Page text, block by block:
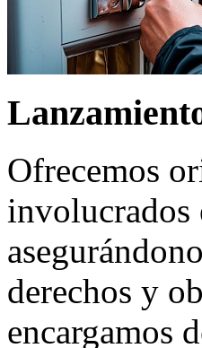
Ofrecemos
involucrados
derechos y
encargamos